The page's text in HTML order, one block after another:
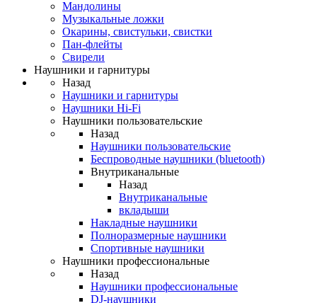
Мандолины
Музыкальные ложки
Окарины, свистульки, свистки
Пан-флейты
Свирели
Наушники и гарнитуры
Назад
Наушники и гарнитуры
Наушники Hi-Fi
Наушники пользовательские
Назад
Наушники пользовательские
Беспроводные наушники (bluetooth)
Внутриканальные
Назад
Внутриканальные
вкладыши
Накладные наушники
Полноразмерные наушники
Спортивные наушники
Наушники профессиональные
Назад
Наушники профессиональные
DJ-наушники